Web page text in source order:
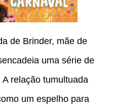
de Brinder, mãe de
uma série de
relação tumultuada
um espelho para